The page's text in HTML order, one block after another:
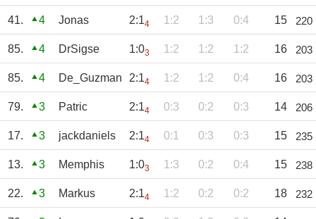
41. 4 Jonas 2:14 1:2 1:3 0:4 15 220
85. 4 DrSigse 1:03 1:2 1:2 1:2 16 203
85. 4 De_Guzman 2:14 1:2 1:2 0:4 16 203
79. 3 Patric 2:14 0:3 0:2 0:3 14 206
17. 3 jackdaniels 2:14 0:1 0:3 0:3 15 235
13. 3 Memphis 1:03 1:3 0:2 0:4 15 238
22. 3 Markus 2:14 1:2 0:2 0:2 18 232